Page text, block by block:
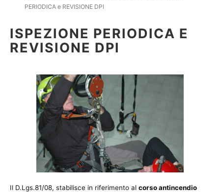
PERIODICA e REVISIONE DPI
ISPEZIONE PERIODICA E
REVISIONE DPI
Il D.Lgs.81/08, stabilisce in riferimento al corso antincendio